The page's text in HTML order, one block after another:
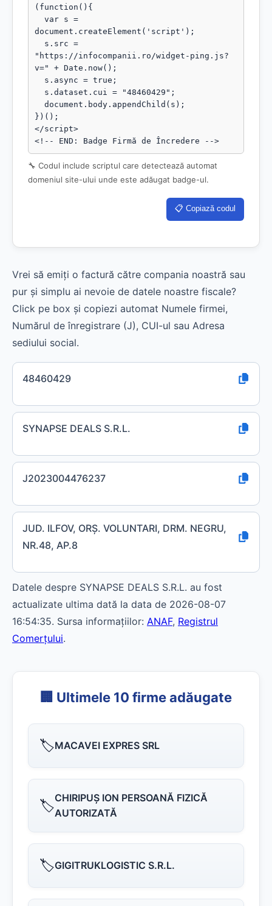
(function(){
document.createElement('script');
"https://infocompanii.ro/widget-ping.js?
v=" + Date.now();
})();
</script>
<!-- END: Badge Firmă de Încredere -->
🔧 Codul include scriptul care detectează automat
domeniul site-ului unde este adăugat badge-ul.
📋 Copiază codul
Vrei să emiți o factură către compania noastră sau
pur și simplu ai nevoie de datele noastre fiscale?
Click pe box și copiezi automat Numele firmei,
Numărul de înregistrare (J), CUI-ul sau Adresa
sediului social.
48460429
SYNAPSE DEALS S.R.L.
J2023004476237
JUD. ILFOV, ORŞ. VOLUNTARI, DRM. NEGRU,
NR.48, AP.8
Datele despre SYNAPSE DEALS S.R.L. au fost
actualizate ultima dată la data de 2026-08-07
16:54:35. Sursa informațiilor: ANAF, Registrul
Comerțului.
🏢 Ultimele 10 firme adăugate
🏷️MACAVEI EXPRES SRL
🏷️CHIRIPUŞ ION PERSOANĂ FIZICĂ
AUTORIZATĂ
🏷️GIGITRUKLOGISTIC S.R.L.